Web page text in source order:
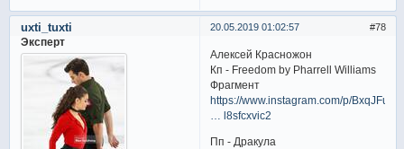
78
20.05.2019 01:02:57
uxti_tuxti
Эксперт
Алексей Красножон
Кп - Freedom by Pharrell Williams
Фрагмент
https://www.instagram.com/p/
… l8sfcxvic2
Пп - Дракула